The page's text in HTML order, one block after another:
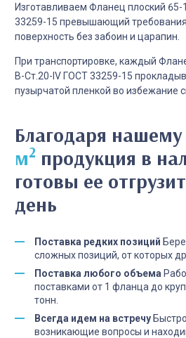
Изготавливаем Фланец плоский
33259-15 превышающий
поверхность без забоин и царапин.
При транспортировке, каждый
B-Cт.20-IV ГОСТ 33259-15
пузырчатой пленкой во избежание
Благодаря нашему
м2 продукция в
готовы ее
день
Поставка редких позиций
сложных позиций, от которых
Поставка любого объема
поставками от 1 фланца до
тонн.
Всегда идем на встречу
возникающие вопросы и